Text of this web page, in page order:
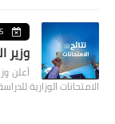
25
وزير
أعلن
الامتحانات الوزارية